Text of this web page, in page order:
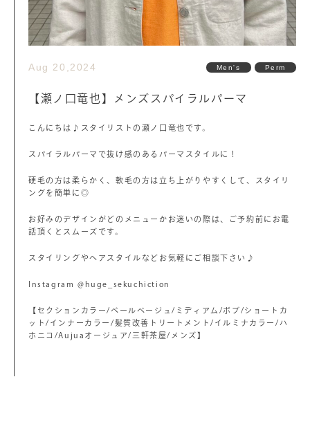
Aug 20,2024 Men's Perm
【瀬ノ口竜也】メンズスパイラルパーマ
こんにちは♪スタイリストの瀬ノ口竜也です。
スパイラルパーマで抜け感のあるパーマスタイルに！
硬毛の方は柔らかく、軟毛の方は立ち上がりやすくして、スタイリ
ングを簡単に◎
お好みのデザインがどのメニューかお迷いの際は、ご予約前にお電
話頂くとスムーズです。
スタイリングやヘアスタイルなどお気軽にご相談下さい♪
Instagram @huge_sekuchiction
【セクションカラー/ペールベージュ/ミディアム/ボブ/ショートカ
ット/インナーカラー/髪質改善トリートメント/イルミナカラー/ハ
ホニコ/Aujuaオージュア/三軒茶屋/メンズ】